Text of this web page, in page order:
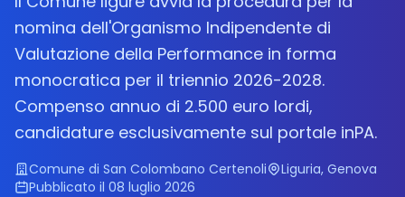
nomina dell'Organismo Indipendente di
Valutazione della Performance in forma
monocratica per il triennio 2026-2028.
Compenso annuo di 2.500 euro lordi,
candidature esclusivamente sul portale inPA.
Comune di San Colombano Certenoli
Liguria, Genova
Pubblicato il 08 luglio 2026